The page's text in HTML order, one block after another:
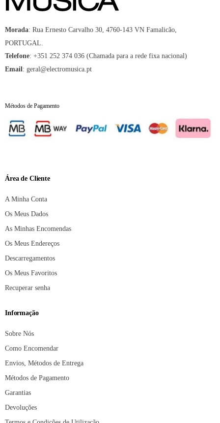
Morada: Rua Ernesto Carvalho 30, 4760-143 VN Famalicão,
PORTUGAL.
Telefone: +351 252 374 036 (Chamada para a rede fixa nacional)
Email : geral@electromusica.pt
Métodos de Pagamento
Área de Cliente
A Minha Conta
Os Meus Dados
As Minhas Encomendas
Os Meus Endereços
Descarregamentos
Os Meus Favoritos
Recuperar senha
Informação
Sobre Nós
Como Encomendar
Envios, Métodos de Entrega
Métodos de Pagamento
Garantias
Devoluções